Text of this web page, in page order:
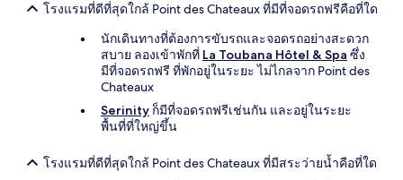
โรงแรมที่ดีที่สุดใกล้ Point des Chateaux ที่มีที่จอดรถฟรีคือที่ใด
นักเดินทางที่ต้องการขับรถและจอดรถอย่างสะดวก
สบาย ลองเข้าพักที่ La Toubana Hôtel & Spa ซึ่ง
มีที่จอดรถฟรี ที่พักอยู่ในระยะ ไม่ไกลจาก Point des
Chateaux
Serinity ก็มีที่จอดรถฟรีเช่นกัน และอยู่ในระยะ
พื้นที่ที่ใหญ่ขึ้น
โรงแรมที่ดีที่สุดใกล้ Point des Chateaux ที่มีสระว่ายน้ำคือที่ใด